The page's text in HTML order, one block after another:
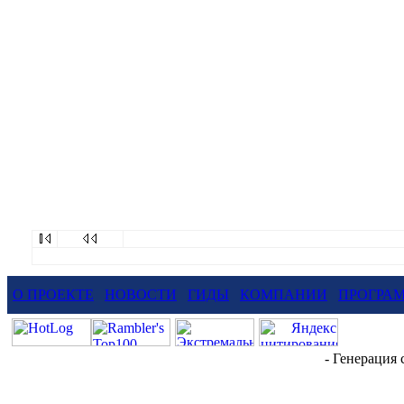
О ПРОЕКТЕ НОВОСТИ ГИДЫ КОМПАНИИ
- Генерация